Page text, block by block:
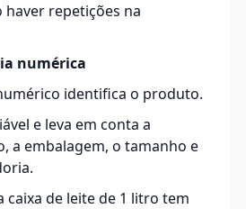
repetições na
numérica
identifica o produto.
e leva em conta a
a embalagem, o tamanho e
caixa de leite de 1 litro tem